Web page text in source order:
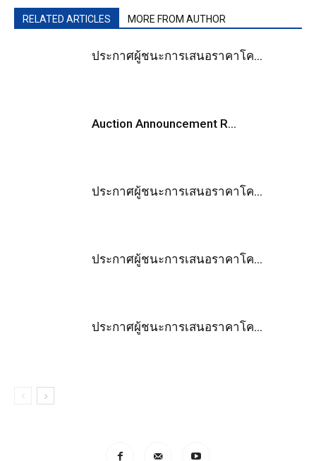
RELATED ARTICLES MORE FROM AUTHOR
ประกาศผู้ชนะการเสนอราคาโค...
Auction Announcement R...
ประกาศผู้ชนะการเสนอราคาโค...
ประกาศผู้ชนะการเสนอราคาโค...
ประกาศผู้ชนะการเสนอราคาโค...